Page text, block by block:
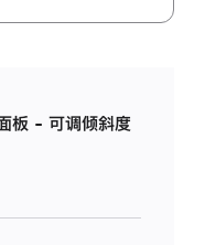
- 可调倾斜度